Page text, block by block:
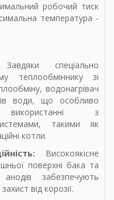
робочий тиск
температура -
спеціально
теплообміннику зі
водонагрівач
води, що особливо
з
такими як
котли.
Високоякісне
поверхні бака та
забезпечують
від корозії.